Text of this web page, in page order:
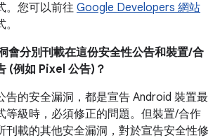
。您可以前往 Google Developers 網站
會分別刊載在這份安全性公告和裝置/合
(例如 Pixel 公告)？
告的安全漏洞，都是宣告 Android 裝置最
等級時，必須修正的問題。但裝置/合作
刊載的其他安全漏洞，對於宣告安全性修